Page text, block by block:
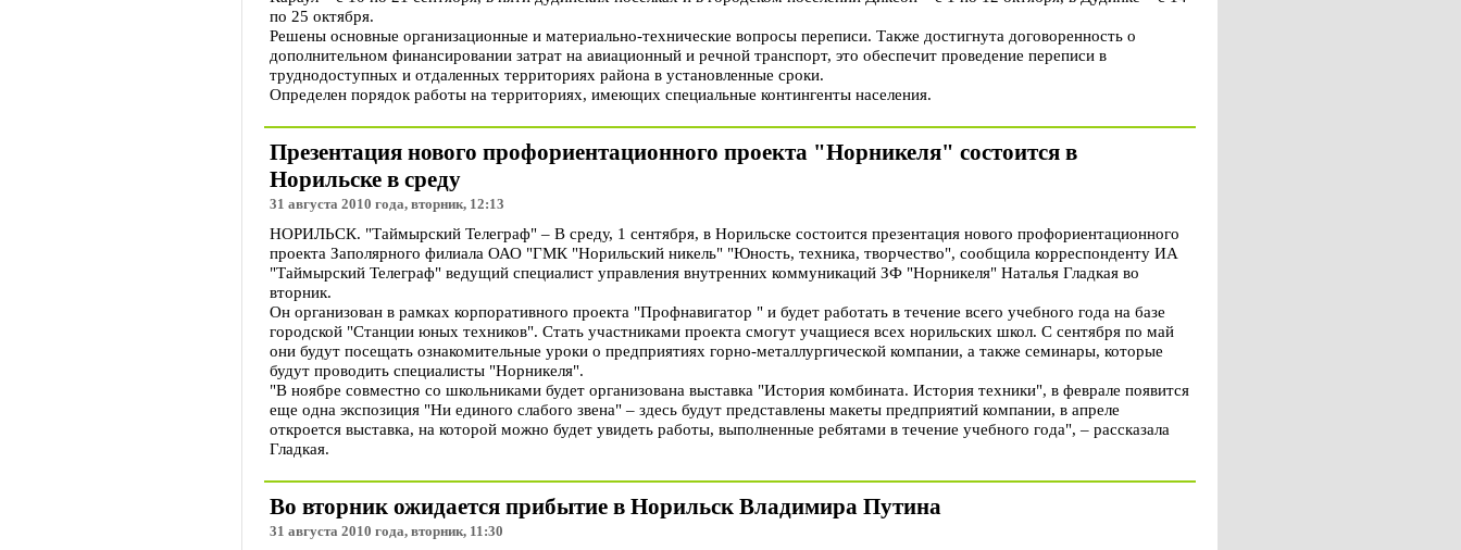
по 25 октября.
Решены основные организационные и материально-технические вопросы переписи. Также достигнута договоренность о
дополнительном финансировании затрат на авиационный и речной транспорт, это обеспечит проведение переписи в
труднодоступных и отдаленных территориях района в установленные сроки.
Определен порядок работы на территориях, имеющих специальные контингенты населения.
Презентация нового профориентационного проекта "Норникеля" состоится в
Норильске в среду
31 августа 2010 года, вторник, 12:13
НОРИЛЬСК. "Таймырский Телеграф" – В среду, 1 сентября, в Норильске состоится презентация нового профориентационного
проекта Заполярного филиала ОАО "ГМК "Норильский никель" "Юность, техника, творчество", сообщила корреспонденту ИА
"Таймырский Телеграф" ведущий специалист управления внутренних коммуникаций ЗФ "Норникеля" Наталья Гладкая во
вторник.
Он организован в рамках корпоративного проекта "Профнавигатор " и будет работать в течение всего учебного года на базе
городской "Станции юных техников". Стать участниками проекта смогут учащиеся всех норильских школ. С сентября по май
они будут посещать ознакомительные уроки о предприятиях горно-металлургической компании, а также семинары, которые
будут проводить специалисты "Норникеля".
"В ноябре совместно со школьниками будет организована выставка "История комбината. История техники", в феврале появится
еще одна экспозиция "Ни единого слабого звена" – здесь будут представлены макеты предприятий компании, в апреле
откроется выставка, на которой можно будет увидеть работы, выполненные ребятами в течение учебного года", – рассказала
Гладкая.
Во вторник ожидается прибытие в Норильск Владимира Путина
31 августа 2010 года, вторник, 11:30